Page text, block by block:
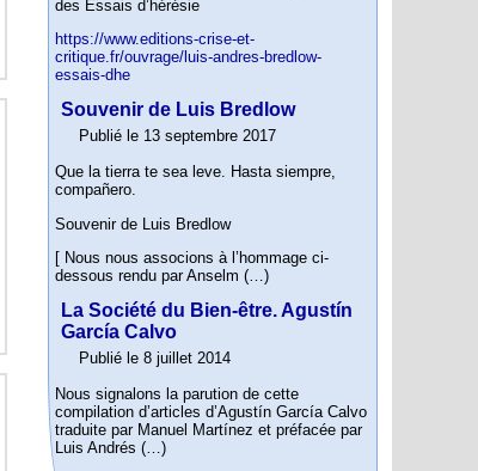
des Essais d’hérésie
https://www.editions-crise-et-
critique.fr/ouvrage/luis-andres-bredlow-
essais-dhe
Souvenir de Luis Bredlow
Publié le 13 septembre 2017
Que la tierra te sea leve. Hasta siempre,
compañero.
Souvenir de Luis Bredlow
[ Nous nous associons à l’hommage ci-
dessous rendu par Anselm (…)
La Société du Bien-être. Agustín
García Calvo
Publié le 8 juillet 2014
Nous signalons la parution de cette
compilation d’articles d’Agustín García Calvo
traduite par Manuel Martínez et préfacée par
Luis Andrés (…)